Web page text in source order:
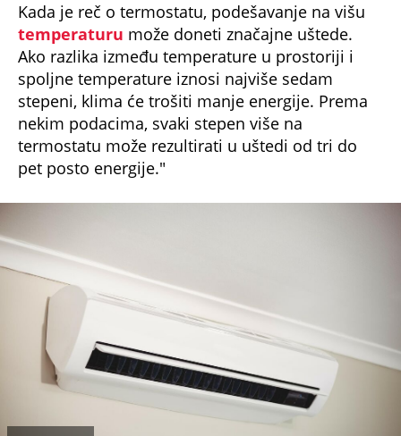
Kada je reč o termostatu, podešavanje na višu
temperaturu može doneti značajne uštede.
Ako razlika između temperature u prostoriji i
spoljne temperature iznosi najviše sedam
stepeni, klima će trošiti manje energije. Prema
nekim podacima, svaki stepen više na
termostatu može rezultirati u uštedi od tri do
pet posto energije."